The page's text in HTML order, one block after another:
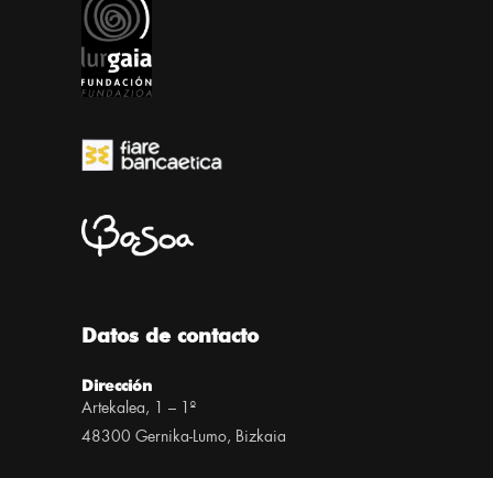
Datos de contacto
Dirección
Artekalea, 1 – 1º
48300 Gernika-Lumo, Bizkaia